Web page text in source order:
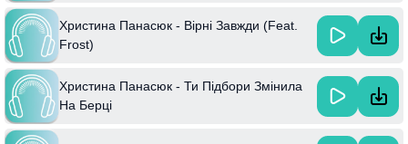
Христина Панасюк - Вірні Завжди (Feat.
Frost)
Христина Панасюк - Ти Підбори Змінила
На Берці